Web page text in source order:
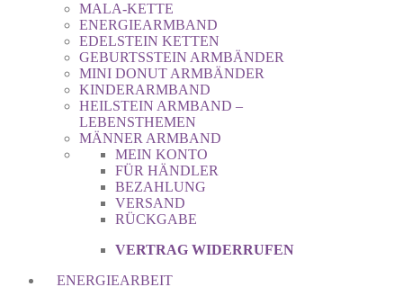
MALA-KETTE
ENERGIEARMBAND
EDELSTEIN KETTEN
GEBURTSSTEIN ARMBÄNDER
MINI DONUT ARMBÄNDER
KINDERARMBAND
HEILSTEIN ARMBAND –
LEBENSTHEMEN
MÄNNER ARMBAND
MEIN KONTO
FÜR HÄNDLER
BEZAHLUNG
VERSAND
RÜCKGABE
VERTRAG WIDERRUFEN
ENERGIEARBEIT